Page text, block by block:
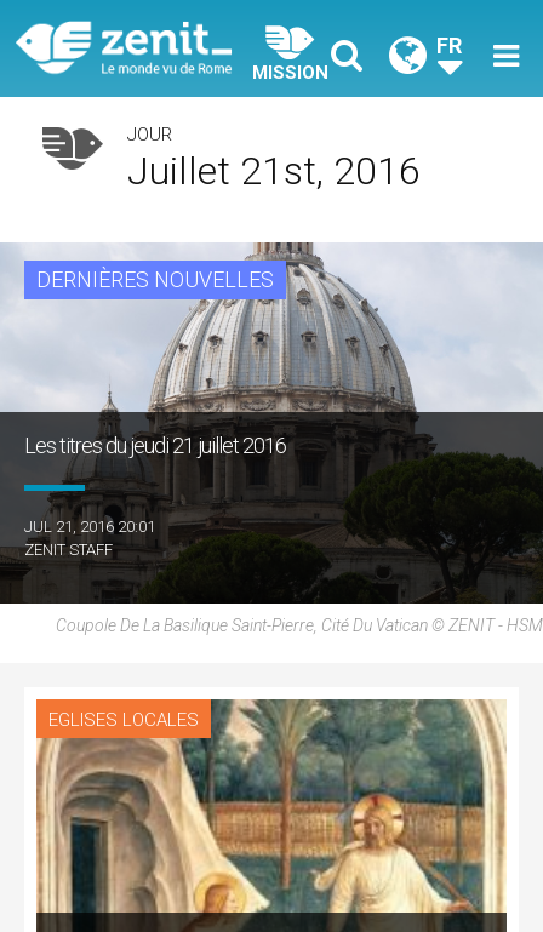
MISSION
FR
JOUR
Juillet 21st, 2016
DERNIÈRES NOUVELLES
Les titres du jeudi 21 juillet 2016
JUL 21, 2016 20:01
ZENIT STAFF
Coupole De La Basilique Saint-Pierre, Cité Du Vatican © ZENIT - HSM
EGLISES LOCALES